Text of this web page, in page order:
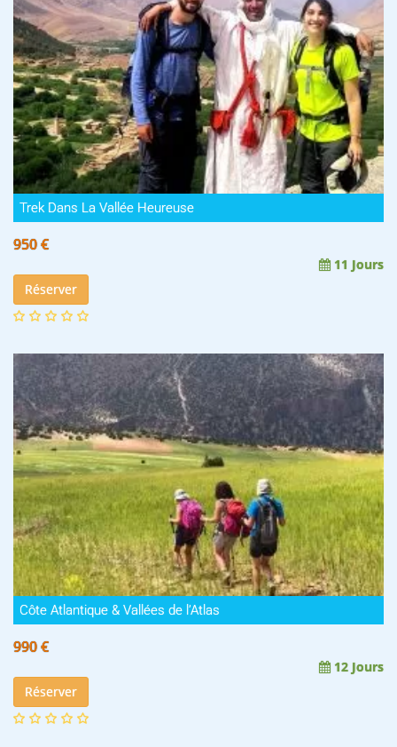
Trek Dans La Vallée Heureuse
950 €
11 Jours
Réserver
Côte Atlantique & Vallées de l’Atlas
990 €
12 Jours
Réserver